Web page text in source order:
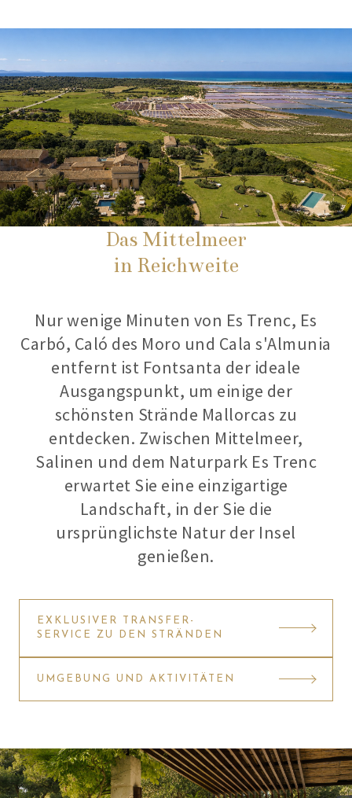
Das Mittelmeer
in Reichweite
Nur wenige Minuten von Es Trenc, Es
Carbó, Caló des Moro und Cala s'Almunia
entfernt ist Fontsanta der ideale
Ausgangspunkt, um einige der
schönsten Strände Mallorcas zu
entdecken. Zwischen Mittelmeer,
Salinen und dem Naturpark Es Trenc
erwartet Sie eine einzigartige
Landschaft, in der Sie die
ursprünglichste Natur der Insel
genießen.
EXKLUSIVER TRANSFER-
SERVICE ZU DEN STRÄNDEN
UMGEBUNG UND AKTIVITÄTEN